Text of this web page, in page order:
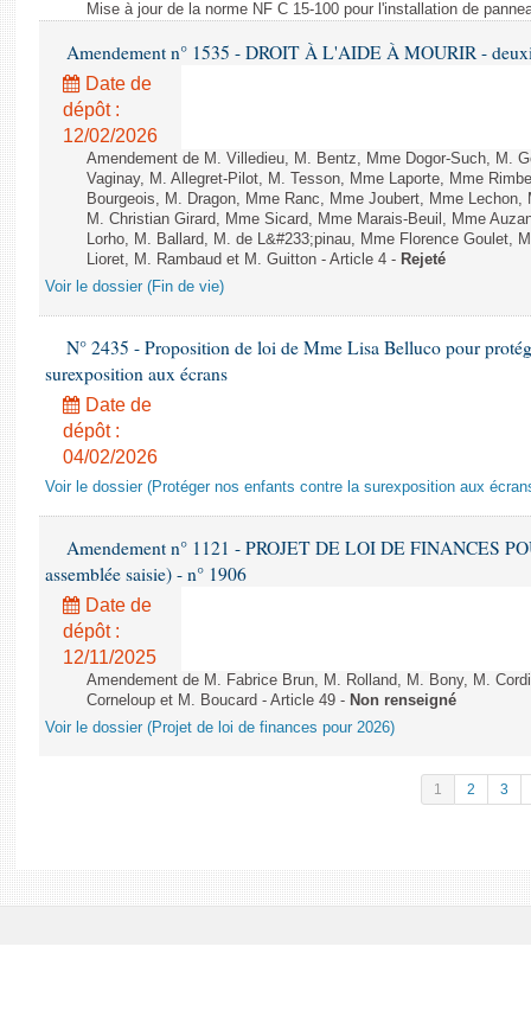
Mise à jour de la norme NF C 15-100 pour l'installation de
Amendement n° 1535 - DROIT À L'AIDE À MOURIR -
Date de
dépôt :
12/02/2026
Amendement de M. Villedieu, M. Bentz, Mme Dogor-Such, M.
Vaginay, M. Allegret-Pilot, M. Tesson, Mme Laporte, Mme
Bourgeois, M. Dragon, Mme Ranc, Mme Joubert, Mme
M. Christian Girard, Mme Sicard, Mme Marais-Beuil, Mme
Lorho, M. Ballard, M. de L&#233;pinau, Mme Florence Goulet,
Lioret, M. Rambaud et M. Guitton - Article 4 - Rejeté
Voir le dossier (Fin de vie)
N° 2435 - Proposition de loi de Mme Lisa Belluco pour
surexposition aux écrans
Date de
dépôt :
04/02/2026
Voir le dossier (Protéger nos enfants contre la surexposition aux
Amendement n° 1121 - PROJET DE LOI DE FINANCES
assemblée saisie) - n° 1906
Date de
dépôt :
12/11/2025
Amendement de M. Fabrice Brun, M. Rolland, M. Bony, M.
Corneloup et M. Boucard - Article 49 - Non renseigné
Voir le dossier (Projet de loi de finances pour 2026)
1 2 3